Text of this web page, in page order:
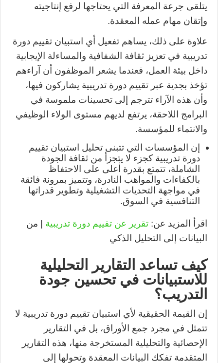
يتلقى جرعة المعرفة التي يحتاجها لرفع إنتاجيته
وإتقان مهام عمله المعقدة.
علاوة على ذلك، يساهم تفعيل أي استبيان تقييم دورة
تدريبية في تعزيز ثقافة الشفافية والمساءلة الإيجابية
داخل بيئة العمل، فعندما يشعر الموظفون أن آراءهم
تؤخذ بجدية عبر تقييم دورة تدريبية يشاركون فيها،
وأن هذه الآراء تترجم إلى تحسينات ملموسة في
البرامج اللاحقة، يرتفع لديهم مستوى الولاء الوظيفي
والانتماء للمؤسسة.
إن المؤسسات التي تتبنى تحليل استبيان تقييم
دورة تدريبية كجزء لا يتجزأ من ثقافة الجودة
الشاملة، تتمتع بقدرة أعلى على الاحتفاظ
بالكفاءات والمواهب النادرة، وتتميز بمرونة فائقة
في مواجهة التحديات التشغيلية وتطوير قدراتها
التنافسية في السوق.
اقرأ المزيد عن:تقرير عن تقييم دورة تدريبية | من
البيانات إلى التحليل الذكي
كيف تساعد التقارير التحليلية
للاستبيانات في تحسين جودة
التدريب؟
إن القيمة الحقيقية لأي استبيان تقييم دورة تدريبية لا
تتمثل في مجرد جمع الأوراق، بل في التقارير
الإحصائية والتحليلية المستخرجة منها، هذه التقارير
المتقدمة تفكك البيانات المعقدة وتحولها إلى